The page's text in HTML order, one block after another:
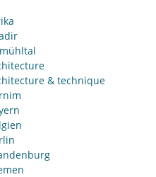
& technique